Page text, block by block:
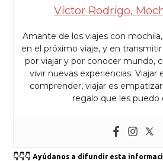
Víctor Rodrigo,
Amante de los viajes con
en el próximo viaje, y en
por viajar y por conocer mundo,
vivir nuevas experiencias. Viajar
comprender, viajar es
regalo que les puedo
👇👇👇 Ayúdanos a difundir esta